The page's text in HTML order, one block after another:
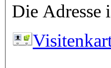
Die Adresse